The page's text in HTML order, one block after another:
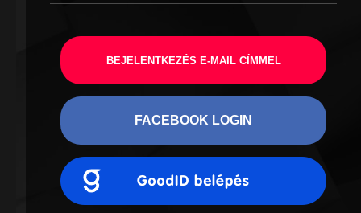
BEJELENTKEZÉS E-MAIL CÍMMEL
FACEBOOK LOGIN